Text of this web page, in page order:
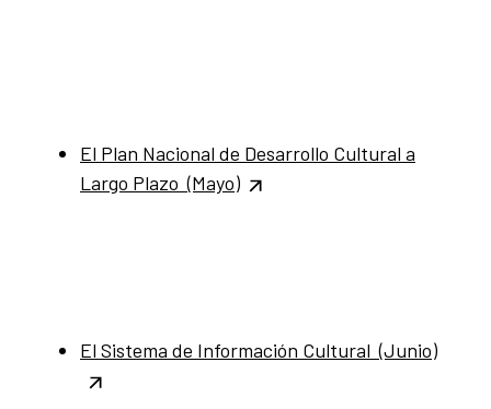
El Plan Nacional de Desarrollo Cultural a
Largo Plazo (Mayo)
El Sistema de Información Cultural (Junio)